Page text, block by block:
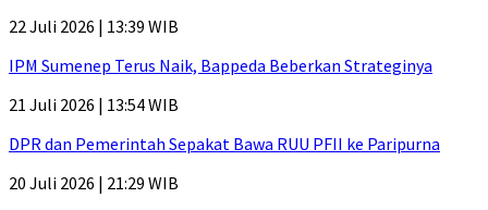
22 Juli 2026 | 13:39 WIB
IPM Sumenep Terus Naik, Bappeda Beberkan Strateginya
21 Juli 2026 | 13:54 WIB
DPR dan Pemerintah Sepakat Bawa RUU PFII ke Paripurna
20 Juli 2026 | 21:29 WIB